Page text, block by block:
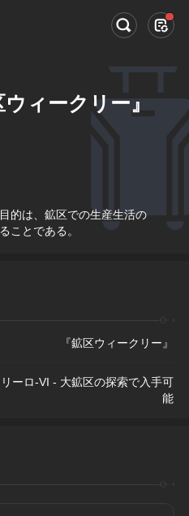
ウィークリー』
的は、鉱区での生産生活の
ことである。
『鉱区ウィークリー』
ーロ-VI - 大鉱区の探索で入手可
能